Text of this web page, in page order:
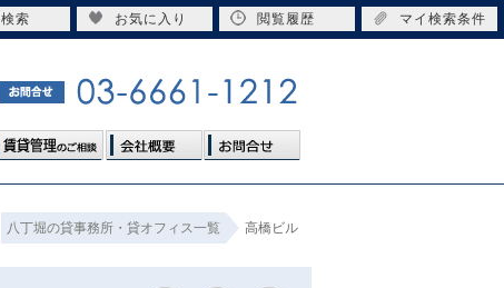
八丁堀の貸事務所・貸オフィス一覧 高橋ビル
索 お気に入り 閲覧履歴 マイ検索条件